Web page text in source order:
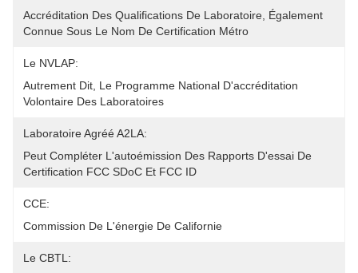
Accréditation Des Qualifications De Laboratoire, Également
Connue Sous Le Nom De Certification Métro
Le NVLAP:
Autrement Dit, Le Programme National D'accréditation
Volontaire Des Laboratoires
Laboratoire Agréé A2LA:
Peut Compléter L'autoémission Des Rapports D'essai De
Certification FCC SDoC Et FCC ID
CCE:
Commission De L'énergie De Californie
Le CBTL: